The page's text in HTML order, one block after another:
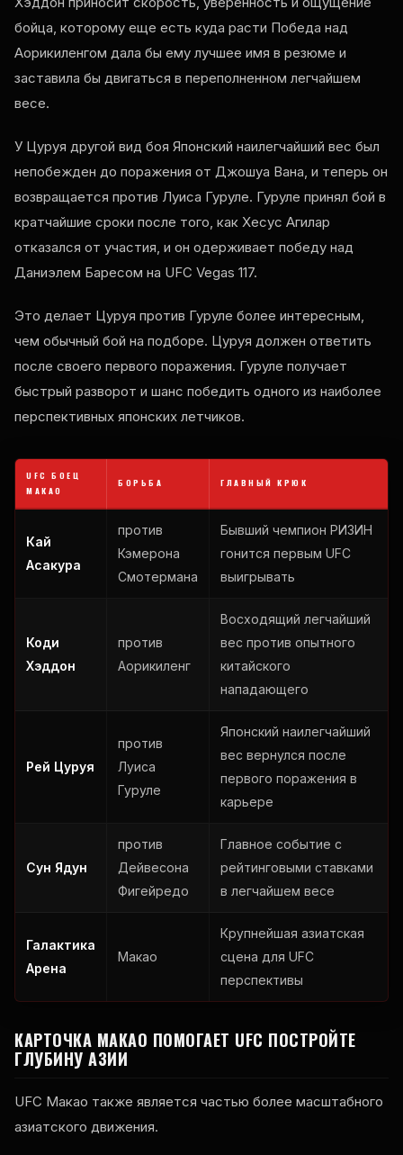
бойца, которому еще есть куда расти Победа над
Аорикиленгом дала бы ему лучшее имя в резюме и
заставила бы двигаться в переполненном легчайшем
весе.
У Цуруя другой вид боя Японский наилегчайший вес был
непобежден до поражения от Джошуа Вана, и теперь он
возвращается против Луиса Гуруле. Гуруле принял бой в
кратчайшие сроки после того, как Хесус Агилар
отказался от участия, и он одерживает победу над
Даниэлем Баресом на UFC Vegas 117.
Это делает Цуруя против Гуруле более интересным,
чем обычный бой на подборе. Цуруя должен ответить
после своего первого поражения. Гуруле получает
быстрый разворот и шанс победить одного из наиболее
перспективных японских летчиков.
UFC БОЕЦ
МАКАО
БОРЬБА ГЛАВНЫЙ КРЮК
Кай
Асакура
против
Кэмерона
Смотермана
Бывший чемпион РИЗИН
гонится первым UFC
выигрывать
Коди
Хэддон
против
Аорикиленг
Восходящий легчайший
вес против опытного
китайского
нападающего
Рей Цуруя
против
Луиса
Гуруле
Японский наилегчайший
вес вернулся после
первого поражения в
карьере
Сун Ядун
против
Дейвесона
Фигейредо
Главное событие с
рейтинговыми ставками
в легчайшем весе
Галактика
Арена
Макао
Крупнейшая азиатская
сцена для UFC
перспективы
КАРТОЧКА МАКАО ПОМОГАЕТ UFC ПОСТРОЙТЕ
ГЛУБИНУ АЗИИ
UFC Макао также является частью более масштабного
азиатского движения.